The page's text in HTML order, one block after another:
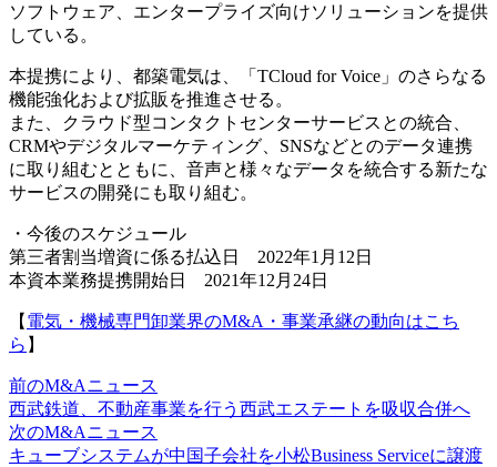
ソフトウェア、エンタープライズ向けソリューションを提供
している。
本提携により、都築電気は、「TCloud for Voice」のさらなる
機能強化および拡販を推進させる。
また、クラウド型コンタクトセンターサービスとの統合、
CRMやデジタルマーケティング、SNSなどとのデータ連携
に取り組むとともに、音声と様々なデータを統合する新たな
サービスの開発にも取り組む。
・今後のスケジュール
第三者割当増資に係る払込日 2022年1月12日
本資本業務提携開始日 2021年12月24日
【 電気・機械専門卸業界のM&A・事業承継の動向はこち
ら 】
前のM&Aニュース
西武鉄道、不動産事業を行う西武エステートを吸収合併へ
次のM&Aニュース
キューブシステムが中国子会社を小松Business Serviceに譲渡